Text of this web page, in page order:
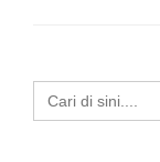
Search
for: